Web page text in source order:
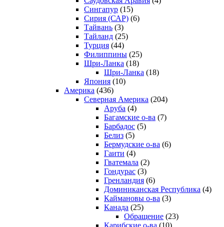
Сингапур (15)
Сирия (САР) (6)
Тайвань (3)
Тайланд (25)
Турция (44)
Филиппины (25)
Шри-Ланка (18)
Шри-Ланка (18)
Япония (10)
Америка (436)
Северная Америка (204)
Аруба (4)
Багамские о-ва (7)
Барбадос (5)
Белиз (5)
Бермудские о-ва (6)
Гаити (4)
Гватемала (2)
Гондурас (3)
Гренландия (6)
Доминиканская Республика (4)
Каймановы о-ва (3)
Канада (25)
Обращение (23)
Карибские о-ва (10)